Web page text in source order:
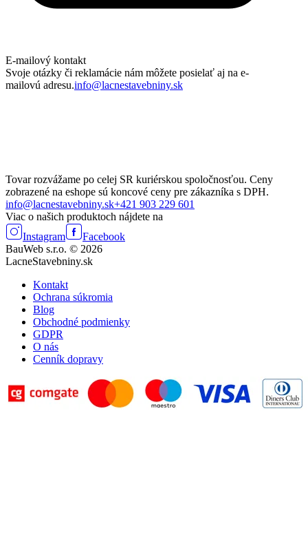
E-mailový kontakt
Svoje otázky či reklamácie nám môžete posielať aj na e-
mailovú adresu.info@lacnestavebniny.sk
Tovar rozvážame po celej SR kuriérskou spoločnosťou. Ceny
zobrazené na eshope sú koncové ceny pre zákazníka s DPH.
info@lacnestavebniny.sk+421 903 229 601
Viac o našich produktoch nájdete na
Instagram
Facebook
BauWeb s.r.o. © 2026
LacneStavebniny.sk
Kontakt
Ochrana súkromia
Blog
Obchodné podmienky
GDPR
O nás
Cenník dopravy